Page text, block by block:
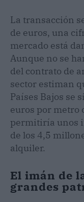
La transacción
de euros, una
mercado está
Aunque no se
del contrato de
sector estiman
Países Bajos se
euros por metro
permitiría unos
de los 4,5
alquiler.
El imán de
grandes